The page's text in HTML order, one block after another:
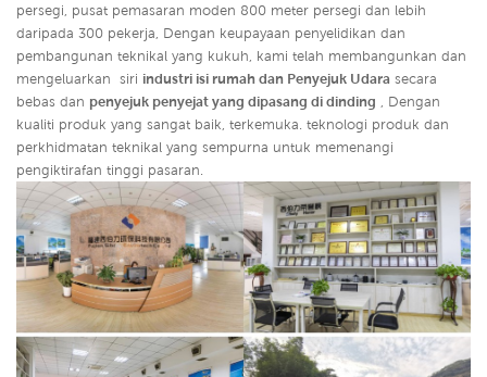
persegi, pusat pemasaran moden 800 meter persegi dan lebih
daripada 300 pekerja, Dengan keupayaan penyelidikan dan
pembangunan teknikal yang kukuh, kami telah membangunkan dan
mengeluarkan siri industri isi rumah dan Penyejuk Udara secara
bebas dan penyejuk penyejat yang dipasang di dinding
Dengan
kualiti produk yang sangat baik, terkemuka. teknologi produk dan
perkhidmatan teknikal yang sempurna untuk memenangi
pengiktirafan tinggi pasaran.